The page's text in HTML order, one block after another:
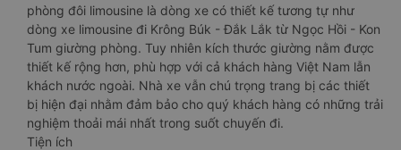
phòng đôi limousine là dòng xe có thiết kế tương tự như
dòng xe limousine đi Krông Búk - Đắk Lắk từ Ngọc Hồi - Kon
Tum giường phòng. Tuy nhiên kích thước giường nằm được
thiết kế rộng hơn, phù hợp với cả khách hàng Việt Nam lẫn
khách nước ngoài. Nhà xe vẫn chú trọng trang bị các thiết
bị hiện đại nhằm đảm bảo cho quý khách hàng có những trải
nghiệm thoải mái nhất trong suốt chuyến đi.
Tiện ích